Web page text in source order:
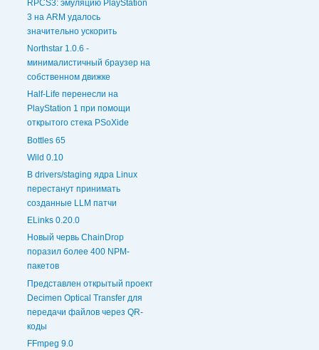
RPCS3: эмуляцию PlayStation
3 на ARM удалось
значительно ускорить
Northstar 1.0.6 -
минималистичный браузер на
собственном движке
Half-Life перенесли на
PlayStation 1 при помощи
открытого стека PSoXide
Bottles 65
Wild 0.10
В drivers/staging ядра Linux
перестанут принимать
созданные LLM патчи
ELinks 0.20.0
Новый червь ChainDrop
поразил более 400 NPM-
пакетов
Представлен открытый проект
Decimen Optical Transfer для
передачи файлов через QR-
коды
FFmpeg 9.0